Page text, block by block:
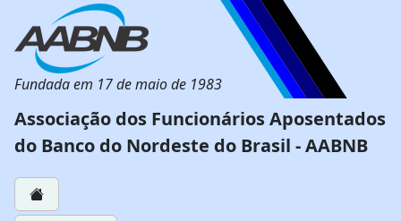
Fundada em 17 de maio de 1983
Associação dos Funcionários Aposentados
do Banco do Nordeste do Brasil - AABNB